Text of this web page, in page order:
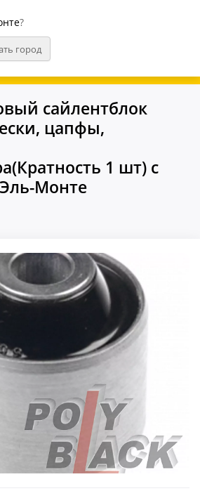
?
приложении удобнее
сайлентблок
цапфы,
1 шт) с
Монте